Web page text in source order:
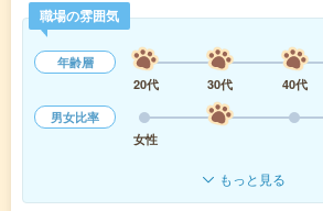
職場の雰囲気
年齢層
20代
30代 40代
男女比率
女性
もっと見る